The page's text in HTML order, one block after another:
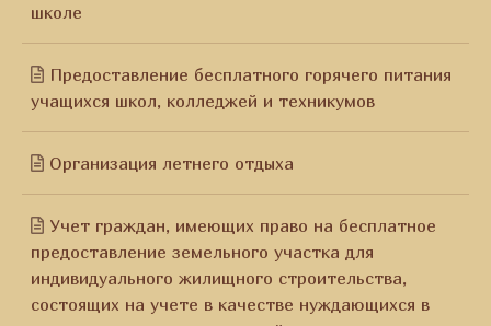
школе
Предоставление бесплатного горячего питания
учащихся школ, колледжей и техникумов
Организация летнего отдыха
Учет граждан, имеющих право на бесплатное
предоставление земельного участка для
индивидуального жилищного строительства,
состоящих на учете в качестве нуждающихся в